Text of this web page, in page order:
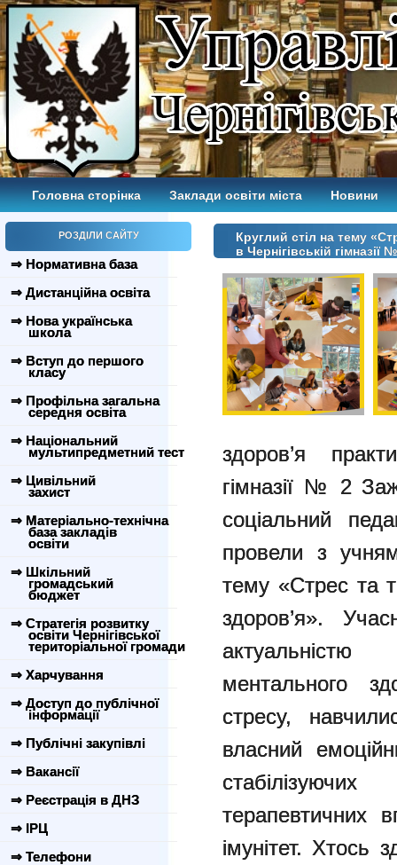
Головна сторінка Заклади освіти міста Новини
РОЗДІЛИ САЙТУ
⇒ Нормативна база
⇒ Дистанційна освіта
⇒ Нова українська
школа
⇒ Вступ до першого
класу
⇒ Профільна загальна
середня освіта
⇒ Національний
мультипредметний тест
⇒ Цивільний
захист
⇒ Матеріально-технічна
база закладів
освіти
⇒ Шкільний
громадський
бюджет
⇒ Стратегія розвитку
освіти Чернігівської
територіальної громади
⇒ Харчування
⇒ Доступ до публічної
інформації
⇒ Публічні закупівлі
⇒ Вакансії
⇒ Реєстрація в ДНЗ
⇒ ІРЦ
⇒ Телефони
Круглий стіл на тему
в Чернігівській
здоров’я
гімназії № 2
соціальний
провели з
тему «Стрес та
здоров’я».
ментального
стресу,
власний
терапевтичних
імунітет. Хтось